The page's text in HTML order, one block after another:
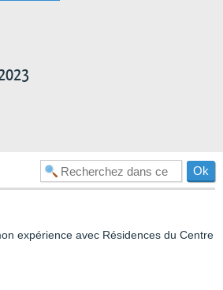
expérience avec Résidences du Centre